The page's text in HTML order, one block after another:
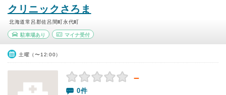
クリニックさろま
北海道常呂郡佐呂間町永代町
駐車場あり マイナ受付
土曜（〜12:00）
－
0件